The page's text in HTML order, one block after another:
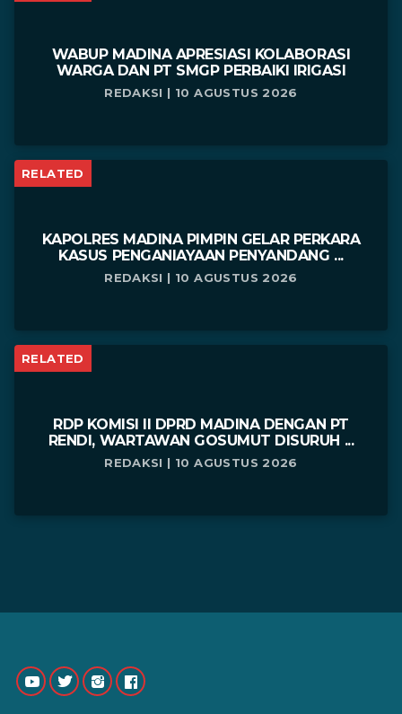
WABUP MADINA APRESIASI KOLABORASI
WARGA DAN PT SMGP PERBAIKI IRIGASI
REDAKSI | 10 AGUSTUS 2026
RELATED
KAPOLRES MADINA PIMPIN GELAR PERKARA
KASUS PENGANIAYAAN PENYANDANG ...
REDAKSI | 10 AGUSTUS 2026
RELATED
RDP KOMISI II DPRD MADINA DENGAN PT
RENDI, WARTAWAN GOSUMUT DISURUH ...
REDAKSI | 10 AGUSTUS 2026